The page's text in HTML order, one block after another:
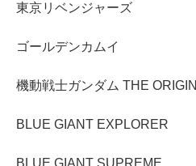
東京リベンジャーズ
ゴールデンカムイ
機動戦士ガンダム THE ORIGIN
BLUE GIANT EXPLORER